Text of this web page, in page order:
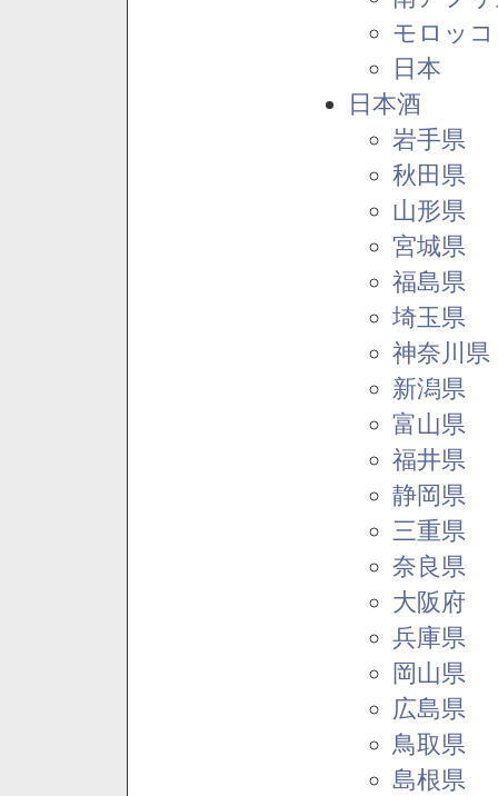
モロッコ
日本
日本酒
岩手県
秋田県
山形県
宮城県
福島県
埼玉県
神奈川県
新潟県
富山県
福井県
静岡県
三重県
奈良県
大阪府
兵庫県
岡山県
広島県
鳥取県
島根県